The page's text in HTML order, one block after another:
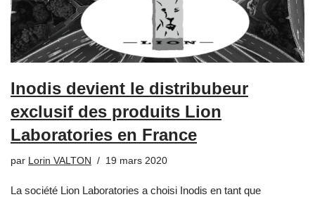
Inodis devient le distribubeur
exclusif des produits Lion
Laboratories en France
par Lorin VALTON 19 mars 2020
La société Lion Laboratories a choisi Inodis en tant que